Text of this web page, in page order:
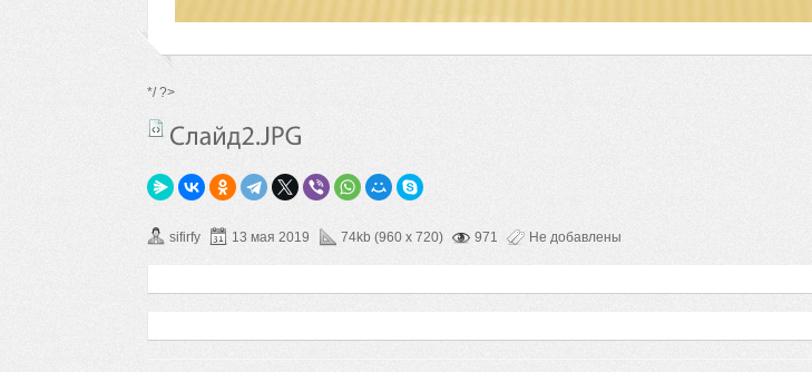
*/ ?>
sifirfy 13 мая 2019 74kb (960 x 720) 971 Не добавлены